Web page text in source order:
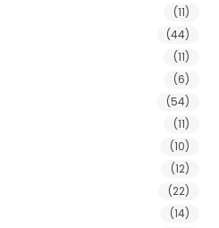
(11)
(44)
(11)
(6)
(54)
(11)
(10)
(12)
(22)
(14)